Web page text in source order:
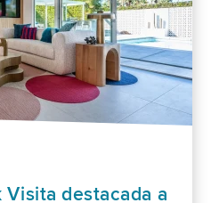
Visita destacada a